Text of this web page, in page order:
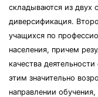
складываются из двух
диверсификация.
учащихся по
населения, причем
качества
этим значительно
направлении